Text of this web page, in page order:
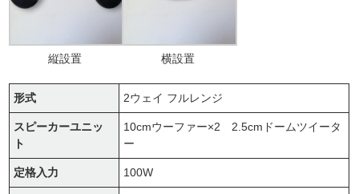
縦設置 横設置
形式 2ウェイ フルレンジ
スピーカーユニッ
ト
10cmウーファー×2 2.5cmドームツイータ
ー
定格入力 100W